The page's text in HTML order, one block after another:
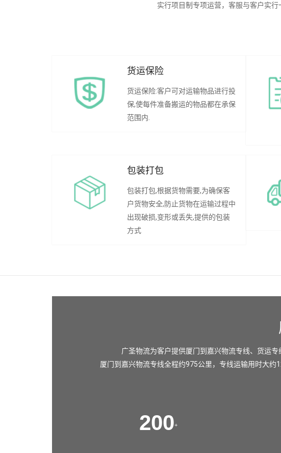
实行项目制专项运营，客服与客户实
货运保险
货运保险:客户可对运输物品进行投
保,使每件准备搬运的物品都在承保
范围内.
包装打包
包装打包,根据货物需要,为确保客
户货物安全,防止货物在运输过程中
出现破损,变形或丢失,提供的包装
方式
广圣物流为客户提供厦门到嘉兴物流专线、货运
厦门到嘉兴物流专线全程约975公里，专线运输用时大约
200+